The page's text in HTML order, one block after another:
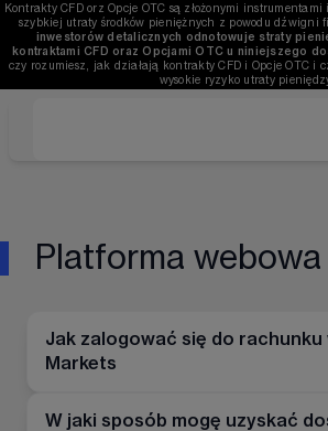
Kontrakty CFD orz Opcje OTC są złożonymi
szybkiej utraty środków pieniężnych z powodu dźwigni
inwestorów detalicznych odnotowuje straty
kontraktami CFD oraz Opcjami OTC u niniejszego
czy rozumiesz, jak działają kontrakty CFD i Opcje OTC i
wysokie ryzyko utraty
Platforma webowa
Jak zalogować się do rachunku
Markets
W jaki sposób mogę uzyskać